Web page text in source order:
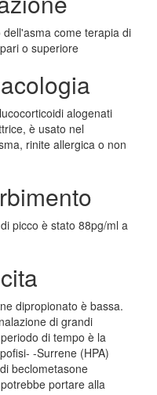
come terapia di
o superiore
alogenati
è usato nel
rinite allergica o non
picco è stato 88pg/ml a
dipropionato è bassa.
di grandi
di tempo è la
-Surrene (HPA)
beclometasone
portare alla